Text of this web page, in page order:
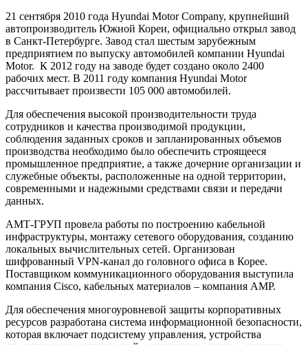
21 сентября 2010 года Hyundai Motor Company, крупнейший
автопроизводитель Южной Кореи, официально открыл завод
в Санкт-Петербурге. Завод стал шестым зарубежным
предприятием по выпуску автомобилей компании Hyundai
Motor. К 2012 году на заводе будет создано около 2400
рабочих мест. В 2011 году компания Hyundai Motor
рассчитывает произвести 105 000 автомобилей.
Для обеспечения высокой производительности труда
сотрудников и качества производимой продукции,
соблюдения заданных сроков и запланированных объемов
производства необходимо было обеспечить строящееся
промышленное предприятие, а также дочерние организации и
служебные объекты, расположенные на одной территории,
современными и надежными средствами связи и передачи
данных.
АМТ-ГРУП провела работы по построению кабельной
инфраструктуры, монтажу сетевого оборудования, созданию
локальных вычислительных сетей. Организован
шифрованный VPN-канал до головного офиса в Корее.
Поставщиком коммуникационного оборудования выступила
компания Cisco, кабельных материалов – компания AMP.
Для обеспечения многоуровневой защиты корпоративных
ресурсов разработана система информационной безопасности,
которая включает подсистему управления, устройства